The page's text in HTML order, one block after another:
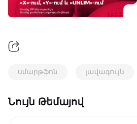
սմարթֆոն լավագույն
Նույն Թեմայով